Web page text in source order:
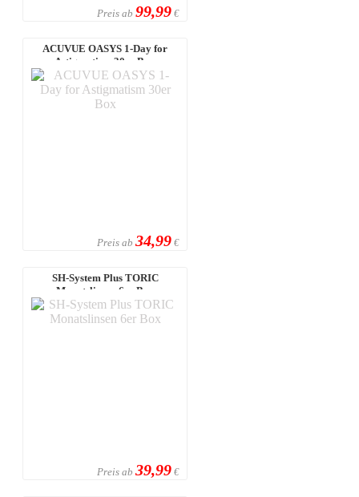
Preis ab 99,99 €
ACUVUE OASYS 1-Day for
Astigmatism 30er Box
Preis ab 34,99 €
SH-System Plus TORIC
Monatslinsen 6er Box
Preis ab 39,99 €